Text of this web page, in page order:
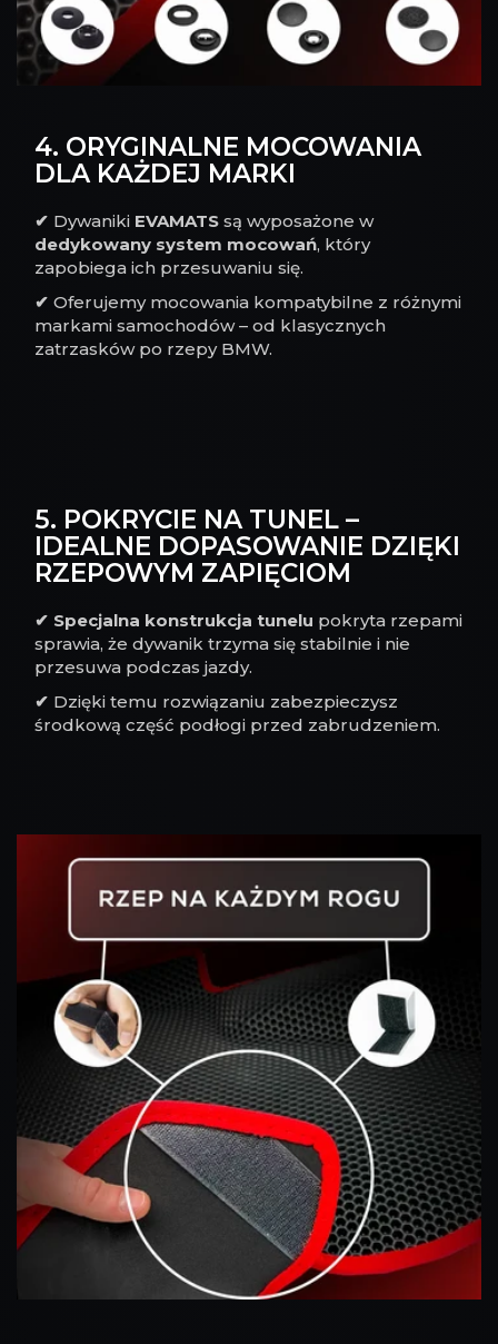
4. ORYGINALNE MOCOWANIA
DLA KAŻDEJ MARKI
✔ Dywaniki EVAMATS są wyposażone w
dedykowany system mocowań, który
zapobiega ich przesuwaniu się.
✔ Oferujemy mocowania kompatybilne z różnymi
markami samochodów – od klasycznych
zatrzasków po rzepy BMW.
5. POKRYCIE NA TUNEL –
IDEALNE DOPASOWANIE DZIĘKI
RZEPOWYM ZAPIĘCIOM
✔ Specjalna konstrukcja tunelu pokryta rzepami
sprawia, że dywanik trzyma się stabilnie i nie
przesuwa podczas jazdy.
✔ Dzięki temu rozwiązaniu zabezpieczysz
środkową część podłogi przed zabrudzeniem.